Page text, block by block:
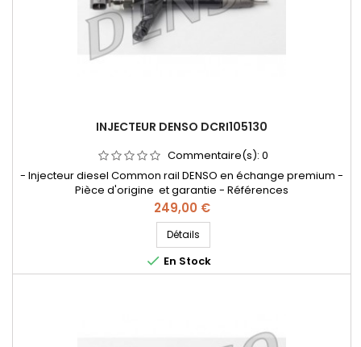
INJECTEUR DENSO DCRI105130
Commentaire(s): 0
- Injecteur diesel Common rail DENSO en échange premium -
Pièce d'origine et garantie - Références
compatibles: 095000-5130 , 0950005130 , DCRI105130 , 16600-
AW400 , 16600-AW401 , 16600-AW402 , 16600-AW40C , 16600-
AW420 , 16600AW402 , aw400 aw4 , aw400aw4 , aw402 aw4
, aw402aw4 , 095000-5070 , 095000-507# , 0950005070 ,
095000507# - Pour motorisation...
Prix
249,00 €
Détails
 En Stock